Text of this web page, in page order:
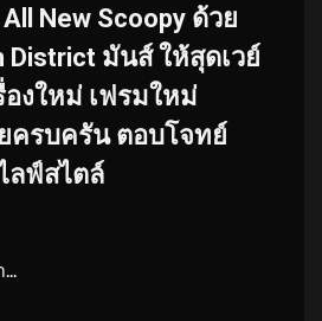
New Scoopy ด้วย
District มันส์ ให้สุดเวย์
งใหม่ เฟรมใหม่
รบครัน ตอบโจทย์
ลฟ์สไตล์